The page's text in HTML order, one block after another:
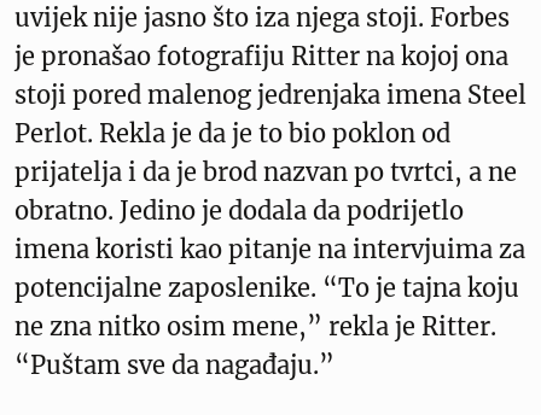
uvijek nije jasno što iza njega stoji. Forbes
je pronašao fotografiju Ritter na kojoj ona
stoji pored malenog jedrenjaka imena Steel
Perlot. Rekla je da je to bio poklon od
prijatelja i da je brod nazvan po tvrtci, a ne
obratno. Jedino je dodala da podrijetlo
imena koristi kao pitanje na intervjuima za
potencijalne zaposlenike. “To je tajna koju
ne zna nitko osim mene,” rekla je Ritter.
“Puštam sve da nagađaju.”